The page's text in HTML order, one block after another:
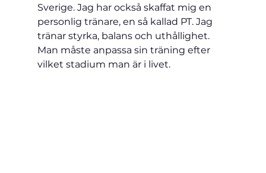
Sverige. Jag har också skaffat mig en
personlig tränare, en så kallad PT. Jag
tränar styrka, balans och uthållighet.
Man måste anpassa sin träning efter
vilket stadium man är i livet.